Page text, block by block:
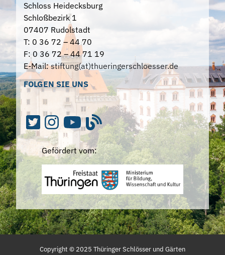
Schloss Heidecksburg
Schloßbezirk 1
07407 Rudolstadt
T: 0 36 72 – 44 70
F: 0 36 72 – 44 71 19
E-Mail:stiftung(at)thueringerschloesser.de
FOLGEN SIE UNS
Gefördert vom:
Copyright © 2025 Thüringer Schlösser und Gärten